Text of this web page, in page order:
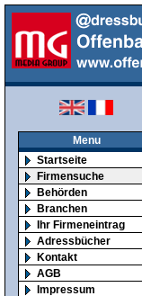
Menu
Startseite
Firmensuche
Behörden
Branchen
Ihr Firmeneintrag
Adressbücher
Kontakt
AGB
Impressum